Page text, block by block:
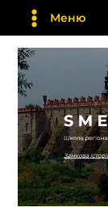
Перейти
вмісту
Меню